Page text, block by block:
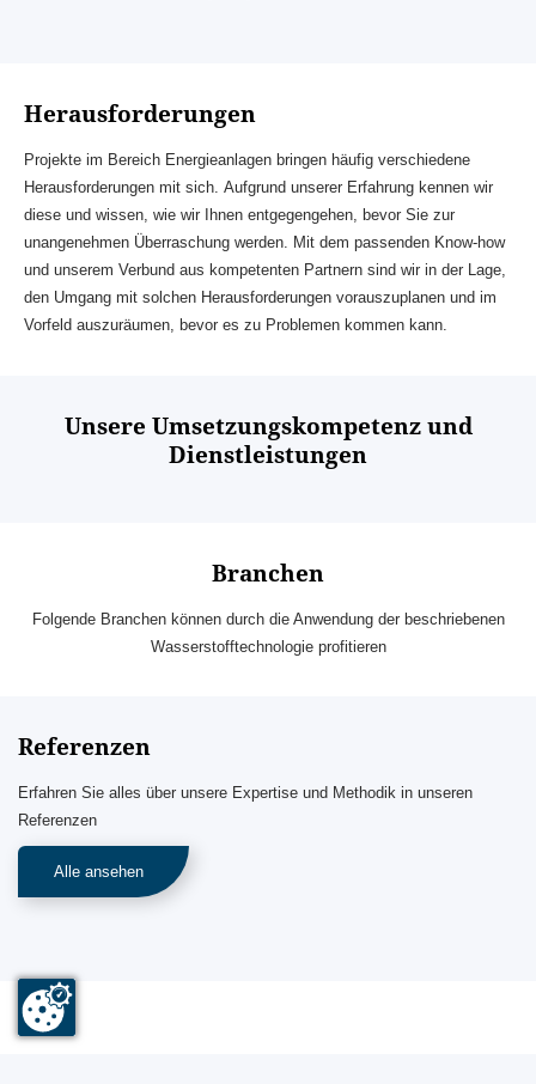
Herausforderungen
Projekte im Bereich Energieanlagen bringen häufig verschiedene
Herausforderungen mit sich. Aufgrund unserer Erfahrung kennen wir
diese und wissen, wie wir Ihnen entgegengehen, bevor Sie zur
unangenehmen Überraschung werden. Mit dem passenden Know-how
und unserem Verbund aus kompetenten Partnern sind wir in der Lage,
den Umgang mit solchen Herausforderungen vorauszuplanen und im
Vorfeld auszuräumen, bevor es zu Problemen kommen kann.
Unsere Umsetzungskompetenz und
Dienstleistungen
Branchen
Folgende Branchen können durch die Anwendung der beschriebenen
Wasserstofftechnologie profitieren
Referenzen
Erfahren Sie alles über unsere Expertise und Methodik in unseren
Referenzen
Alle ansehen